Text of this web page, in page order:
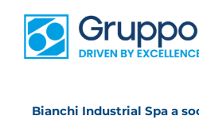
Bianchi Industrial Spa a